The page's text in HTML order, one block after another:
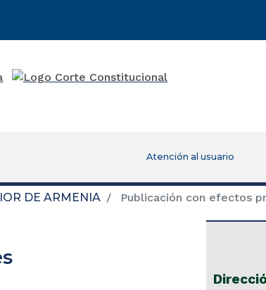
Atención al usuario
DE ARMENIA Publicación con efectos